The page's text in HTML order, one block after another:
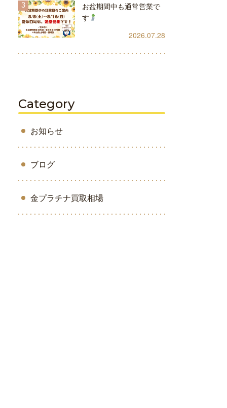
お盆期間中も通常営業で
す
2026.07.28
Category
お知らせ
ブログ
金プラチナ買取相場